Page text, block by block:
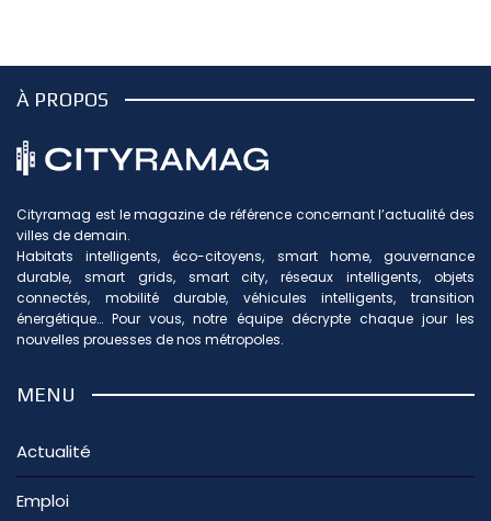
À PROPOS
Cityramag est le magazine de référence concernant l’actualité des
villes de demain.
Habitats intelligents, éco-citoyens, smart home, gouvernance
durable, smart grids, smart city, réseaux intelligents, objets
connectés, mobilité durable, véhicules intelligents, transition
énergétique… Pour vous, notre équipe décrypte chaque jour les
nouvelles prouesses de nos métropoles.
MENU
Actualité
Emploi